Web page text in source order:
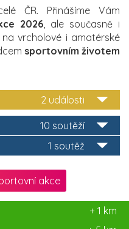
ČR. Přinášíme Vám
2026, ale současně i
vrcholové i amatérské
sportovním životem
2 události
10 soutěží
1 soutěž
akce
+ 1 km